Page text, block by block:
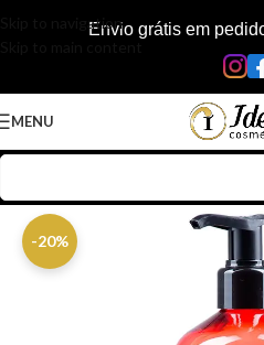
Skip to navigationEnvio grátis em
MENU
-20%